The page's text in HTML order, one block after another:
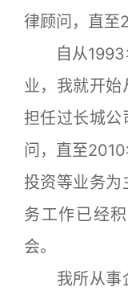
律顾问，直至
自从1993
业，我就开始
担任过长城公
问，直至
投资等业务为
务工作已经
会。
我所从事企